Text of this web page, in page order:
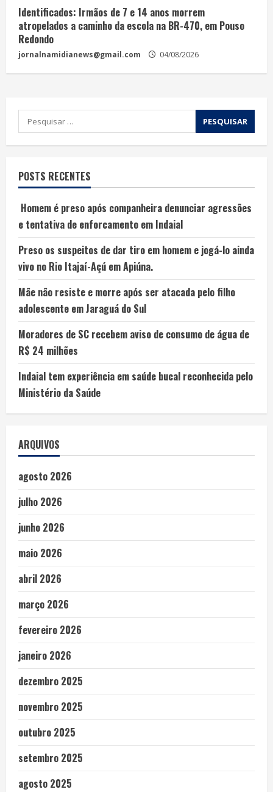
Identificados: Irmãos de 7 e 14 anos morrem
atropelados a caminho da escola na BR-470, em Pouso
Redondo
jornalnamidianews@gmail.com 04/08/2026
POSTS RECENTES
Homem é preso após companheira denunciar agressões
e tentativa de enforcamento em Indaial
Preso os suspeitos de dar tiro em homem e jogá-lo ainda
vivo no Rio Itajaí-Açú em Apiúna.
Mãe não resiste e morre após ser atacada pelo filho
adolescente em Jaraguá do Sul
Moradores de SC recebem aviso de consumo de água de
R$ 24 milhões
Indaial tem experiência em saúde bucal reconhecida pelo
Ministério da Saúde
ARQUIVOS
agosto 2026
julho 2026
junho 2026
maio 2026
abril 2026
março 2026
fevereiro 2026
janeiro 2026
dezembro 2025
novembro 2025
outubro 2025
setembro 2025
agosto 2025